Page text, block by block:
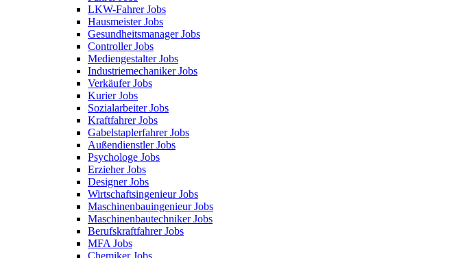
LKW-Fahrer Jobs
Hausmeister Jobs
Gesundheitsmanager Jobs
Controller Jobs
Mediengestalter Jobs
Industriemechaniker Jobs
Verkäufer Jobs
Kurier Jobs
Sozialarbeiter Jobs
Kraftfahrer Jobs
Gabelstaplerfahrer Jobs
Außendienstler Jobs
Psychologe Jobs
Erzieher Jobs
Designer Jobs
Wirtschaftsingenieur Jobs
Maschinenbauingenieur Jobs
Maschinenbautechniker Jobs
Berufskraftfahrer Jobs
MFA Jobs
Chemiker Jobs